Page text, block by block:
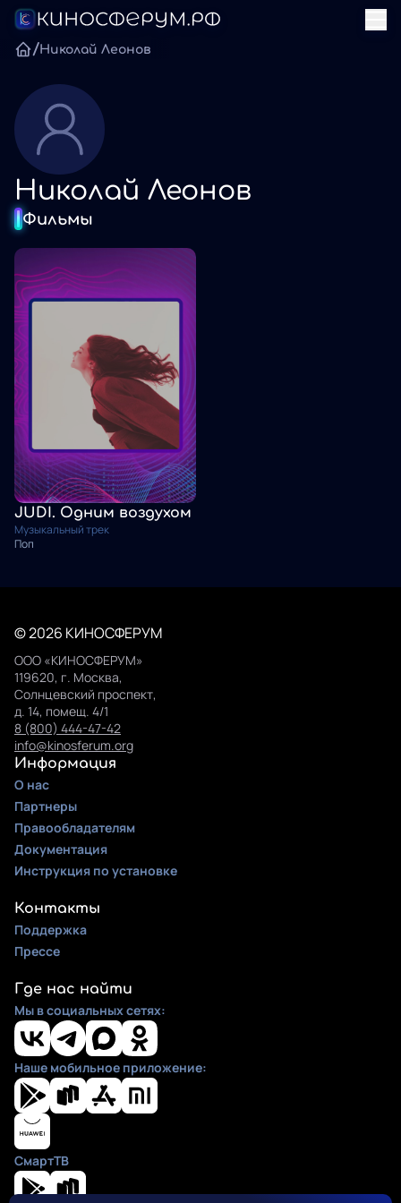
/Николай Леонов
Николай Леонов
Фильмы
JUDI. Одним воздухом
Музыкальный трек
Поп
© 2026 КИНОСФЕРУМ
ООО «КИНОСФЕРУМ»
119620, г. Москва,
Солнцевский проспект,
д. 14, помещ. 4/1
8 (800) 444-47-42
info@kinosferum.org
Информация
О нас
Партнеры
Правообладателям
Документация
Инструкция по установке
Контакты
Поддержка
Прессе
Где нас найти
Мы в социальных сетях:
Наше мобильное приложение:
СмартТВ